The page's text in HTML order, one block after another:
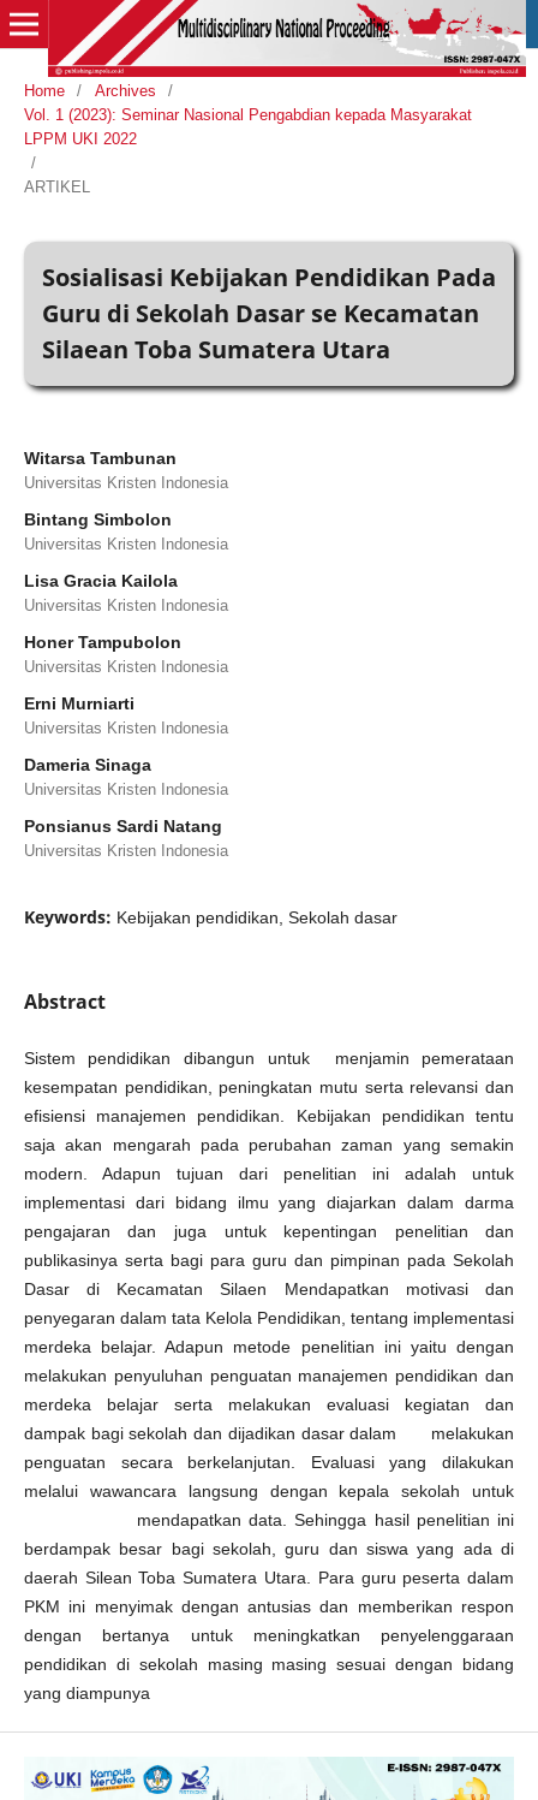
Home / Archives
/
Vol. 1 (2023): Seminar Nasional Pengabdian kepada Masyarakat
LPPM UKI 2022
/
ARTIKEL
Sosialisasi Kebijakan Pendidikan Pada
Guru di Sekolah Dasar se Kecamatan
Silaean Toba Sumatera Utara
Witarsa Tambunan
Universitas Kristen Indonesia
Bintang Simbolon
Universitas Kristen Indonesia
Lisa Gracia Kailola
Universitas Kristen Indonesia
Honer Tampubolon
Universitas Kristen Indonesia
Erni Murniarti
Universitas Kristen Indonesia
Dameria Sinaga
Universitas Kristen Indonesia
Ponsianus Sardi Natang
Universitas Kristen Indonesia
Keywords: Kebijakan pendidikan, Sekolah dasar
Abstract
Sistem pendidikan dibangun untuk menjamin pemerataan
kesempatan pendidikan, peningkatan mutu serta relevansi dan
efisiensi manajemen pendidikan. Kebijakan pendidikan tentu
saja akan mengarah pada perubahan zaman yang semakin
modern. Adapun tujuan dari penelitian ini adalah untuk
implementasi dari bidang ilmu yang diajarkan dalam darma
pengajaran dan juga untuk kepentingan penelitian dan
publikasinya serta bagi para guru dan pimpinan pada Sekolah
Dasar di Kecamatan Silaen Mendapatkan motivasi dan
penyegaran dalam tata Kelola Pendidikan, tentang implementasi
merdeka belajar. Adapun metode penelitian ini yaitu dengan
melakukan penyuluhan penguatan manajemen pendidikan dan
merdeka belajar serta melakukan evaluasi kegiatan dan
dampak bagi sekolah dan dijadikan dasar dalam melakukan
penguatan secara berkelanjutan. Evaluasi yang dilakukan
melalui wawancara langsung dengan kepala sekolah untuk
mendapatkan data. Sehingga hasil penelitian ini
berdampak besar bagi sekolah, guru dan siswa yang ada di
daerah Silean Toba Sumatera Utara. Para guru peserta dalam
PKM ini menyimak dengan antusias dan memberikan respon
dengan bertanya untuk meningkatkan penyelenggaraan
pendidikan di sekolah masing masing sesuai dengan bidang
yang diampunya